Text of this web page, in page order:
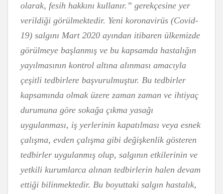
olarak, fesih hakkını kullanır.” gerekçesine yer
verildiği görülmektedir. Yeni koronavirüs (Covid-
19) salgını Mart 2020 ayından itibaren ülkemizde
görülmeye başlanmış ve bu kapsamda hastalığın
yayılmasının kontrol altına alınması amacıyla
çeşitli tedbirlere başvurulmuştur. Bu tedbirler
kapsamında olmak üzere zaman zaman ve ihtiyaç
durumuna göre sokağa çıkma yasağı
uygulanması, iş yerlerinin kapatılması veya esnek
çalışma, evden çalışma gibi değişkenlik gösteren
tedbirler uygulanmış olup, salgının etkilerinin ve
yetkili kurumlarca alınan tedbirlerin halen devam
ettiği bilinmektedir. Bu boyuttaki salgın hastalık,